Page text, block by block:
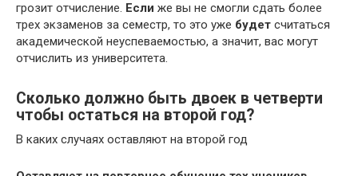
грозит отчисление. Если же вы не смогли сдать более
трех экзаменов за семестр, то это уже будет считаться
академической неуспеваемостью, а значит, вас могут
отчислить из университета.
Сколько должно быть двоек в четверти
чтобы остаться на второй год?
В каких случаях оставляют на второй год